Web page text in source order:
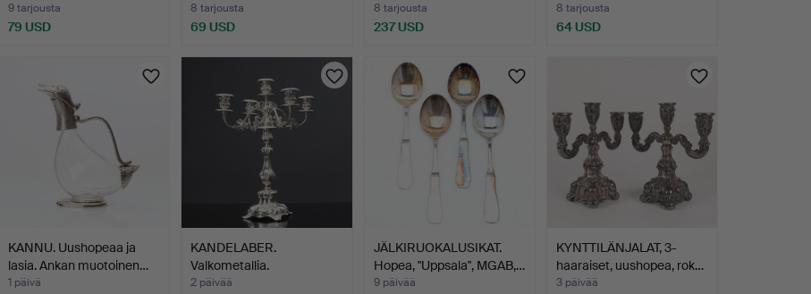
9 tarjousta
79 USD
8 tarjousta
69 USD
8 tarjousta
237 USD
8 tarjousta
64 USD
KANNU. Uushopeaa ja
lasia. Ankan muotoinen…
1 päivä
KANDELABER.
Valkometallia.
Uusrokokotyyliä…
2 päivää
JÄLKIRUOKALUSIKAT.
Hopea, "Uppsala", MGAB,…
9 päivää
KYNTTILÄNJALAT, 3-
haaraiset, uushopea, rok…
3 päivää